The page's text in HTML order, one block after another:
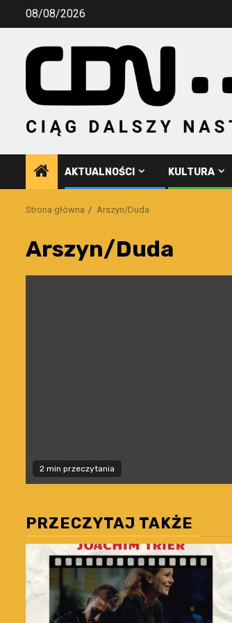
Przejdź08/08/2026
AKTUALNOŚCI KULTURA
Strona główna Arszyn/Duda
Arszyn/Duda
2 min przeczytania
PRZECZYTAJ TAKŻE